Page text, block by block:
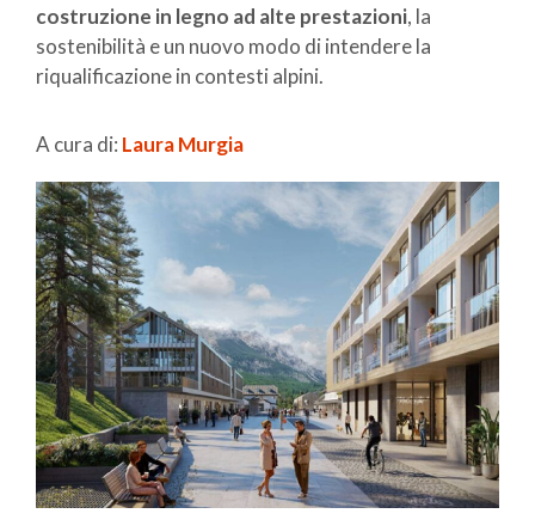
costruzione in legno ad alte prestazioni, la
sostenibilità e un nuovo modo di intendere la
riqualificazione in contesti alpini.
A cura di: Laura Murgia